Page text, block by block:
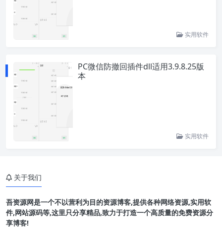
实用软件
PC微信防撤回插件dll适用3.9.8.25版
本
实用软件
关于我们
吾资源网是一个不以营利为目的资源博客,提供各种网络资源,实用软
件,网站源码等,这里只分享精品,致力于打造一个高质量的免费资源分
享博客!